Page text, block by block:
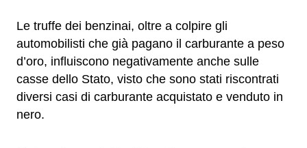
Le truffe dei benzinai, oltre a colpire gli
automobilisti che già pagano il carburante a peso
d’oro, influiscono negativamente anche sulle
casse dello Stato, visto che sono stati riscontrati
diversi casi di carburante acquistato e venduto in
nero.